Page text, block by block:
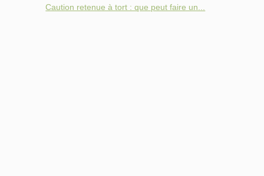
Caution retenue à tort : que peut faire un...